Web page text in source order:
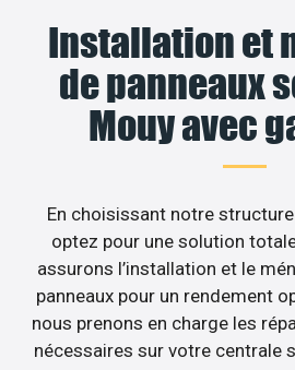
Installation et
de panneaux
Mouy avec
En choisissant notre
optez pour une solution
assurons l’installation et le
panneaux pour un rendement
nous prenons en charge les
nécessaires sur votre centrale